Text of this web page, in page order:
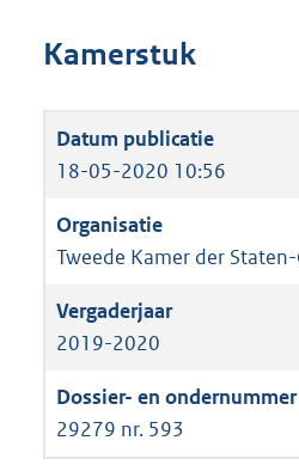
Kamerstuk
18-05-2020 10:56
Tweede Kamer der
2019-2020
29279 nr. 593